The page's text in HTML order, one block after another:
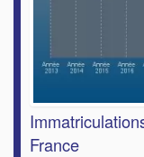
France